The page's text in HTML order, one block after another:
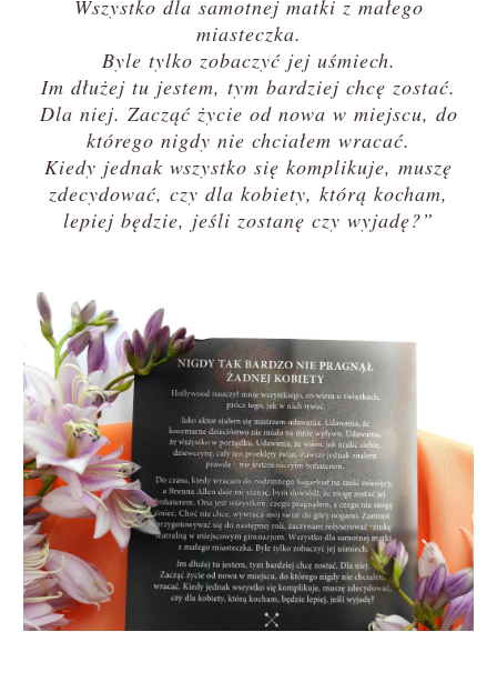
Wszystko dla samotnej matki z małego
miasteczka.
Byle tylko zobaczyć jej uśmiech.
Im dłużej tu jestem, tym bardziej chcę zostać.
Dla niej. Zacząć życie od nowa w miejscu, do
którego nigdy nie chciałem wracać.
Kiedy jednak wszystko się komplikuje, muszę
zdecydować, czy dla kobiety, którą kocham,
lepiej będzie, jeśli zostanę czy wyjadę?”